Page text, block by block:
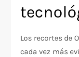
Los recortes de
cada vez más